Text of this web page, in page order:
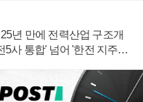
년 만에 전력산업 구조개
5사 통합' 넘어 '한전 지주사'